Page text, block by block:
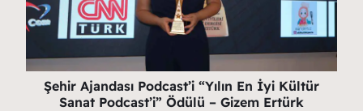
Şehir Ajandası Podcast’i “Yılın En İyi Kültür
Sanat Podcast’i” Ödülü – Gizem Ertürk